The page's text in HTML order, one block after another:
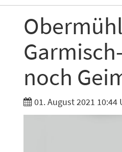
noch
01. August 2021 10:44